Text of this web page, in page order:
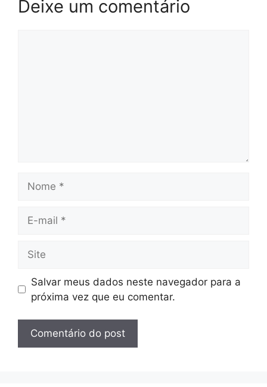
Deixe um comentário
mail
Salvar meus dados neste navegador para a
próxima vez que eu comentar.